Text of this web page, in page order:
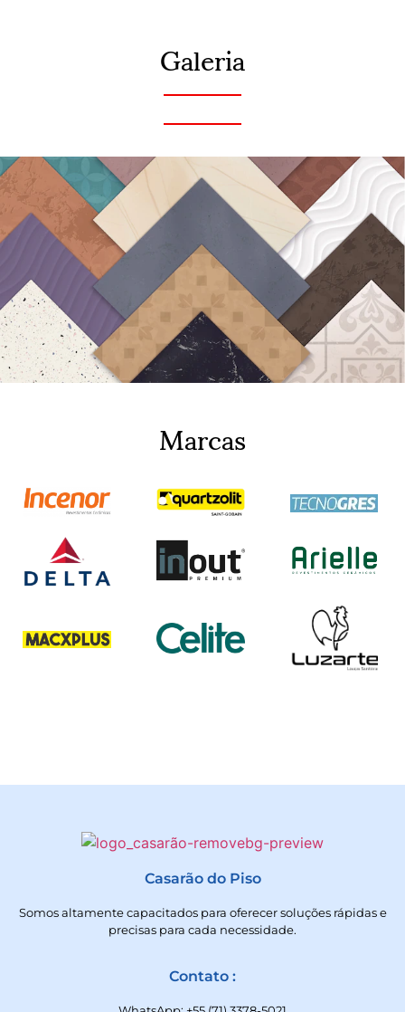
Galeria
Marcas
Casarão do Piso
Somos altamente capacitados para oferecer soluções rápidas e
precisas para cada necessidade.
Contato :